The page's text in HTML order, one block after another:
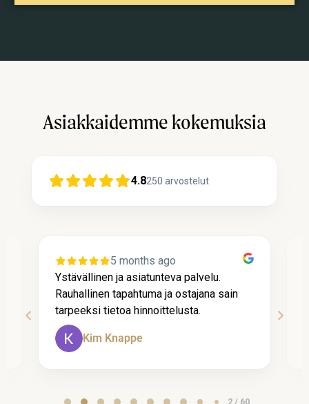
Asiakkaidemme kokemuksia
4.8250 arvostelut
5 months ago
Ystävällinen ja asiatunteva palvelu.
Rauhallinen tapahtuma ja ostajana sain
tarpeeksi tietoa hinnoittelusta.
Kim Knappe
2 / 60